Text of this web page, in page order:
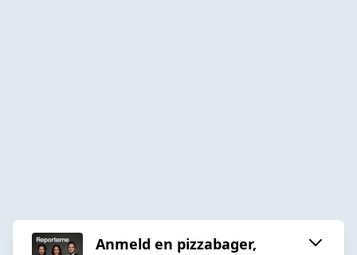
Anmeld en pizzabager,